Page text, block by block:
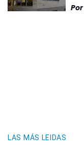
Por
LAS MÁS LEIDAS